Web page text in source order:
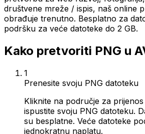
društvene mreže / ispis, naš online
obrađuje trenutno. Besplatno za
podršku za veće datoteke do 2 GB.
Kako pretvoriti PNG u
1
Prenesite svoju PNG datoteku
Kliknite na područje za
ispustite svoju PNG datoteku.
su besplatne. Veće datoteke
jednokratnu naplatu.